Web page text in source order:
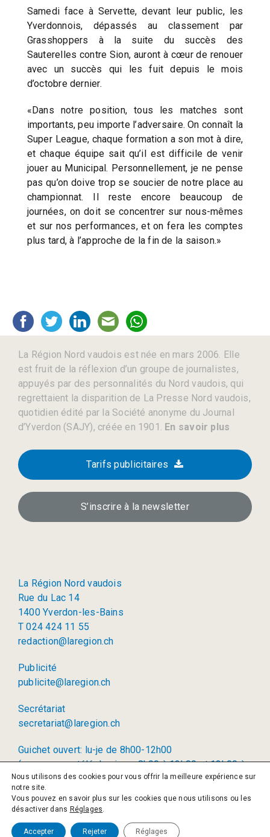
Samedi face à Servette, devant leur public, les
Yverdonnois, dépassés au classement par
Grasshoppers à la suite du succès des
Sauterelles contre Sion, auront à cœur de renouer
avec un succès qui les fuit depuis le mois
d’octobre dernier.
«Dans notre position, tous les matches sont
importants, peu importe l’adversaire. On connaît la
Super League, chaque formation a son mot à dire,
et chaque équipe sait qu’il est difficile de venir
jouer au Municipal. Personnellement, je ne pense
pas qu’on doive trop se soucier de notre place au
championnat. Il reste encore beaucoup de
journées, on doit se concentrer sur nous-mêmes
et sur nos performances, et on fera les comptes
plus tard, à l’approche de la fin de la saison.»
La Région Nord vaudois est née en mars 2006. Elle
est fruit de la réflexion d’un groupe de journalistes,
appuyés par des personnalités du Nord vaudois, qui
regrettaient la disparition de La Presse Nord vaudois,
quotidien édité par la Société anonyme du Journal
d’Yverdon (SAJY), créée en 1901. En savoir plus
Tarifs publicitaires
S’inscrire à la newsletter
La Région Nord vaudois
Rue du Lac 14
1400 Yverdon-les-Bains
T 024 424 11 55
redaction@laregion.ch
Publicité
publicite@laregion.ch
Secrétariat
secretariat@laregion.ch
Guichet ouvert: lu-je de 8h00-12h00
(permanence téléphonique: 8h00 à 12h00 et 13h00 à
17h00)
© 2026 La Région SA
Nous utilisons des cookies pour vous offrir la meilleure expérience sur
notre site.
Vous pouvez en savoir plus sur les cookies que nous utilisons ou les
désactiver dans Réglages.
Accepter Rejeter Réglages